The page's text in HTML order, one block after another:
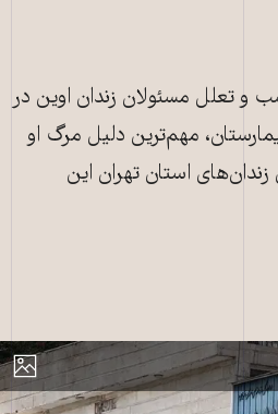
و تعلل مسئولان زندان اوین در
مهم‌ترین دلیل مرگ او
استان تهران این